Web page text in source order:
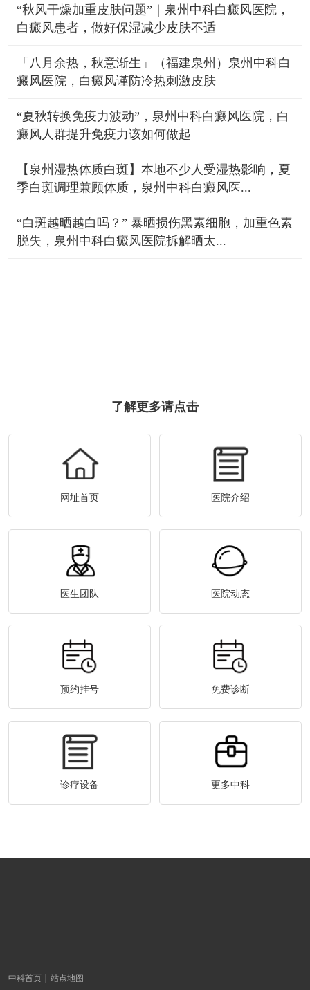
“秋风干燥加重皮肤问题”｜泉州中科白癜风医院，
白癜风患者，做好保湿减少皮肤不适
「八月余热，秋意渐生」（福建泉州）泉州中科白
癜风医院，白癜风谨防冷热刺激皮肤
“夏秋转换免疫力波动”，泉州中科白癜风医院，白
癜风人群提升免疫力该如何做起
【泉州湿热体质白斑】本地不少人受湿热影响，夏
季白斑调理兼顾体质，泉州中科白癜风医...
“白斑越晒越白吗？” 暴晒损伤黑素细胞，加重色素
脱失，泉州中科白癜风医院拆解晒太...
了解更多请点击
网址首页 医院介绍
医生团队 医院动态
预约挂号 免费诊断
诊疗设备 更多中科
中科首页 站点地图